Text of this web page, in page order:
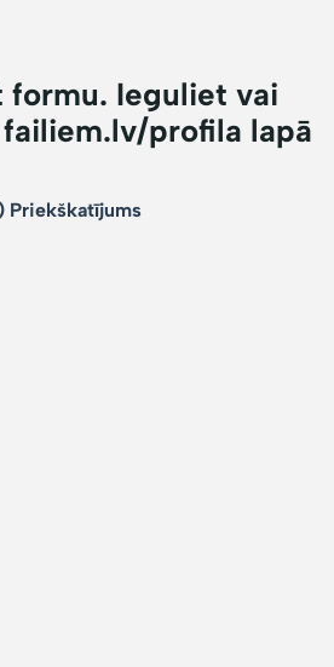
formu. Ieguliet vai
profila lapā
Priekškatījums